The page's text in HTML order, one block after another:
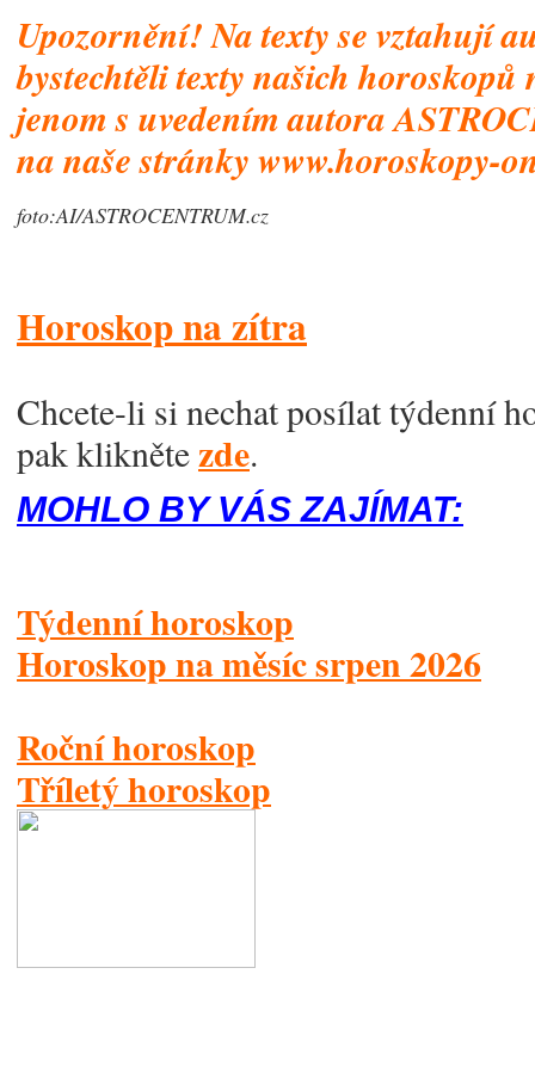
Upozornění! Na texty se vztahují
bystechtěli texty našich horoskopů
jenom s uvedením autora
na naše stránky www.horoskopy-
foto:AI/ASTROCENTRUM.cz
Horoskop na zítra
Chcete-li si nechat posílat týdenní
pak kliknětezde.
MOHLO BY VÁS ZAJÍMAT:
Týdenní horoskop
Horoskop na měsíc srpen 2026
Roční horoskop
Tříletý horoskop